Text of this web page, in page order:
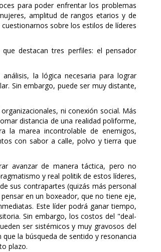
para poder enfrentar los problemas
amplitud de rangos etarios y de
sobre los estilos de líderes
destacan tres perfiles: el pensador
la lógica necesaria para lograr
Sin embargo, puede ser muy distante,
ni conexión social. Más
distancia de una realidad poliforme,
la marea incontrolable de enemigos,
con sabor a calle, polvo y tierra que
avanzar de manera táctica, pero no
y real politik de estos líderes,
sus contrapartes (quizás más personal
en un boxeador, que no tiene eje,
Este líder podrá ganar tiempo,
Sin embargo, los costos del "deal-
ser sistémicos y muy gravosos del
la búsqueda de sentido y resonancia
plazo.